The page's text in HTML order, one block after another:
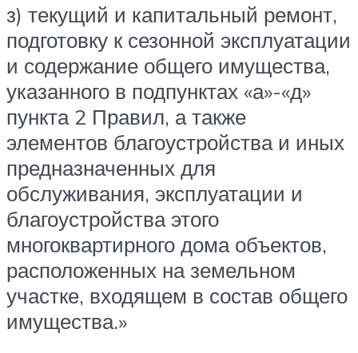
з) текущий и капитальный ремонт,
подготовку к сезонной эксплуатации
и содержание общего имущества,
указанного в подпунктах «а»-«д»
пункта 2 Правил, а также
элементов благоустройства и иных
предназначенных для
обслуживания, эксплуатации и
благоустройства этого
многоквартирного дома объектов,
расположенных на земельном
участке, входящем в состав общего
имущества.»